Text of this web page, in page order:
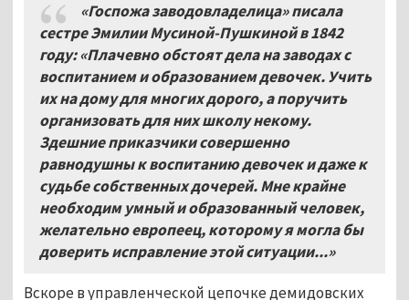
«Госпожа заводовладелица» писала
сестре Эмилии Мусиной-Пушкиной в 1842
году: «Плачевно обстоят дела на заводах с
воспитанием и образованием девочек. Учить
их на дому для многих дорого, а поручить
организовать для них школу некому.
Здешние приказчики совершенно
равнодушны к воспитанию девочек и даже к
судьбе собственных дочерей. Мне крайне
необходим умный и образованный человек,
желательно европеец, которому я могла бы
доверить исправление этой ситуации...»
Вскоре в управленческой цепочке демидовских